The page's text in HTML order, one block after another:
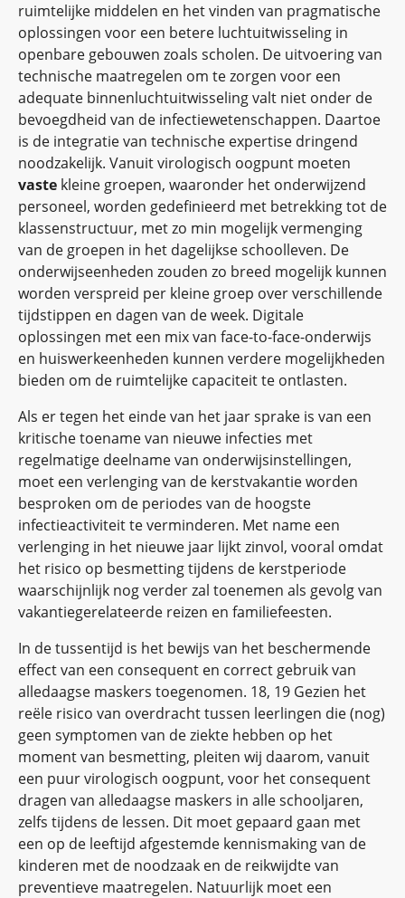
ruimtelijke middelen en het vinden van pragmatische
oplossingen voor een betere luchtuitwisseling in
openbare gebouwen zoals scholen. De uitvoering van
technische maatregelen om te zorgen voor een
adequate binnenluchtuitwisseling valt niet onder de
bevoegdheid van de infectiewetenschappen. Daartoe
is de integratie van technische expertise dringend
noodzakelijk. Vanuit virologisch oogpunt moeten
vaste kleine groepen, waaronder het onderwijzend
personeel, worden gedefinieerd met betrekking tot de
klassenstructuur, met zo min mogelijk vermenging
van de groepen in het dagelijkse schoolleven. De
onderwijseenheden zouden zo breed mogelijk kunnen
worden verspreid per kleine groep over verschillende
tijdstippen en dagen van de week. Digitale
oplossingen met een mix van face-to-face-onderwijs
en huiswerkeenheden kunnen verdere mogelijkheden
bieden om de ruimtelijke capaciteit te ontlasten.
Als er tegen het einde van het jaar sprake is van een
kritische toename van nieuwe infecties met
regelmatige deelname van onderwijsinstellingen,
moet een verlenging van de kerstvakantie worden
besproken om de periodes van de hoogste
infectieactiviteit te verminderen. Met name een
verlenging in het nieuwe jaar lijkt zinvol, vooral omdat
het risico op besmetting tijdens de kerstperiode
waarschijnlijk nog verder zal toenemen als gevolg van
vakantiegerelateerde reizen en familiefeesten.
In de tussentijd is het bewijs van het beschermende
effect van een consequent en correct gebruik van
alledaagse maskers toegenomen. 18, 19 Gezien het
reële risico van overdracht tussen leerlingen die (nog)
geen symptomen van de ziekte hebben op het
moment van besmetting, pleiten wij daarom, vanuit
een puur virologisch oogpunt, voor het consequent
dragen van alledaagse maskers in alle schooljaren,
zelfs tijdens de lessen. Dit moet gepaard gaan met
een op de leeftijd afgestemde kennismaking van de
kinderen met de noodzaak en de reikwijdte van
preventieve maatregelen. Natuurlijk moet een